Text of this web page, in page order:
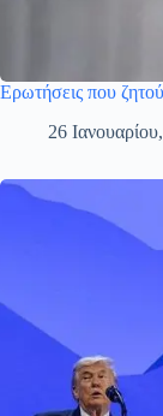
Ερωτήσεις που
26